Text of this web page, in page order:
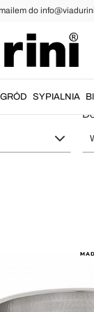
do
SYPIALNIA